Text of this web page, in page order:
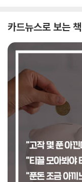
카드뉴스로 보는 책